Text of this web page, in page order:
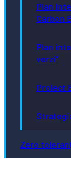
Plan
Carbon
Plan
verzi”
Proiect
Zero